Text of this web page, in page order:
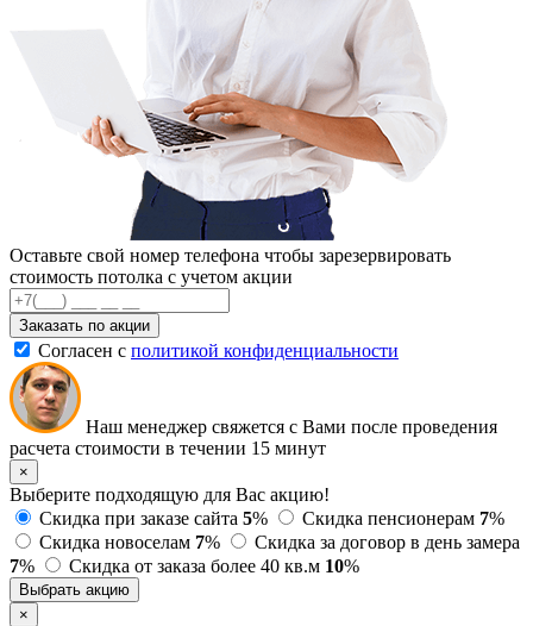
Оставьте свой номер телефона чтобы зарезервировать
стоимость потолка с учетом акции
Заказать по акции
Согласен с политикой конфиденциальности
Наш менеджер свяжется с Вами после проведения
расчета стоимости в течении 15 минут
×
Выберите подходящую для Вас акцию!
Скидка при заказе сайта 5% Скидка пенсионерам 7%
Скидка новоселам 7%
Скидка за договор в день замера
7% Скидка от заказа более 40 кв.м 10%
Выбрать акцию
×